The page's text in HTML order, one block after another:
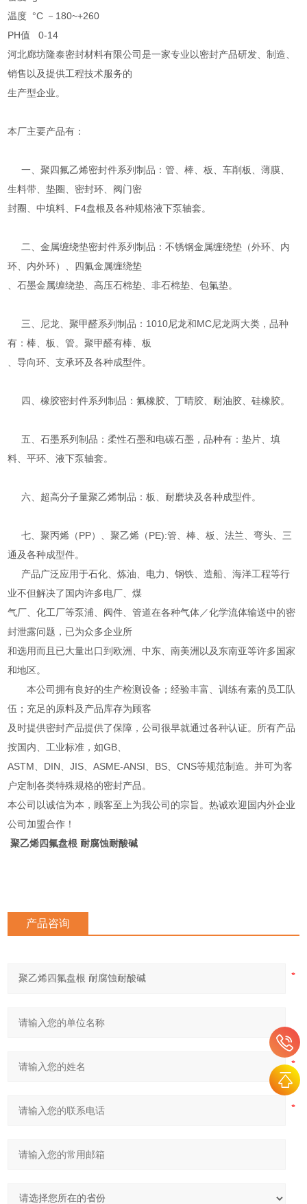
温度 °C －180~+260
PH值 0-14
河北廊坊隆泰密封材料有限公司是一家专业以密封产品研发、制造、
销售以及提供工程技术服务的
生产型企业。
本厂主要产品有：
一、聚四氟乙烯密封件系列制品：管、棒、板、车削板、薄膜、
生料带、垫圈、密封环、阀门密
封圈、中填料、F4盘根及各种规格液下泵轴套。
二、金属缠绕垫密封件系列制品：不锈钢金属缠绕垫（外环、内
环、内外环）、四氟金属缠绕垫
、石墨金属缠绕垫、高压石棉垫、非石棉垫、包氟垫。
三、尼龙、聚甲醛系列制品：1010尼龙和MC尼龙两大类，品种
有：棒、板、管。聚甲醛有棒、板
、导向环、支承环及各种成型件。
四、橡胶密封件系列制品：氟橡胶、丁晴胶、耐油胶、硅橡胶。
五、石墨系列制品：柔性石墨和电碳石墨，品种有：垫片、填
料、平环、液下泵轴套。
六、超高分子量聚乙烯制品：板、耐磨块及各种成型件。
七、聚丙烯（PP）、聚乙烯（PE):管、棒、板、法兰、弯头、三
通及各种成型件。
产品广泛应用于石化、炼油、电力、钢铁、造船、海洋工程等行
业不但解决了国内许多电厂、煤
气厂、化工厂等泵浦、阀件、管道在各种气体／化学流体输送中的密
封泄露问题，已为众多企业所
和选用而且已大量出口到欧洲、中东、南美洲以及东南亚等许多国家
和地区。
本公司拥有良好的生产检测设备；经验丰富、训练有素的员工队
伍；充足的原料及产品库存为顾客
及时提供密封产品提供了保障，公司很早就通过各种认证。所有产品
按国内、工业标准，如GB、
ASTM、DIN、JIS、ASME-ANSI、BS、CNS等规范制造。并可为客
户定制各类特殊规格的密封产品。
本公司以诚信为本，顾客至上为我公司的宗旨。热诚欢迎国内外企业
公司加盟合作！
聚乙烯四氟盘根 耐腐蚀耐酸碱
产品咨询